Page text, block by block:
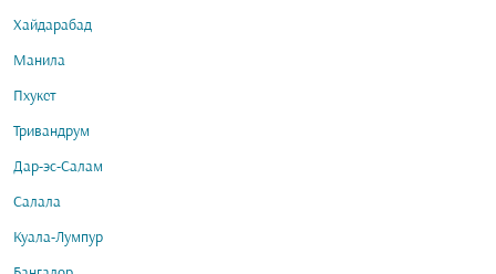
Хайдарабад
Манила
Пхукет
Тривандрум
Дар-эс-Салам
Салала
Куала-Лумпур